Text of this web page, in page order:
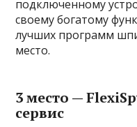
подключенному
своему богатому
лучших программ
место.
3 место —
сервис